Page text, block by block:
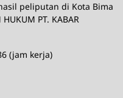
peliputan di Kota Bima
PT. KABAR
(jam kerja)